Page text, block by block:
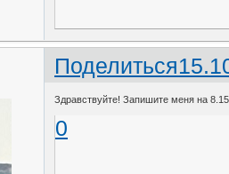
Поделиться
Здравствуйте! Запишите меня на
0